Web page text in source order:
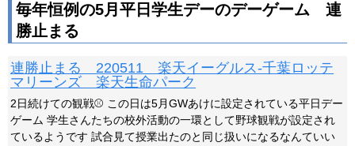
毎年恒例の5月平日学生デーのデーゲーム 連
勝止まる
連勝止まる 220511 楽天イーグルス-千葉ロッテ
マリーンズ 楽天生命パーク
2日続けての観戦⚾ この日は5月GWあけに設定されている平日デー
ゲーム 学生さんたちの校外活動の一環として野球観戦が設定され
ているようです 試合見て授業出たのと同じ扱いになるなんていい